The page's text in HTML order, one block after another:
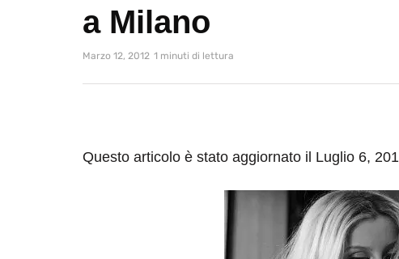
a Milano
Marzo 12, 2012 1 minuti di lettura
Questo articolo è stato aggiornato il Luglio 6,